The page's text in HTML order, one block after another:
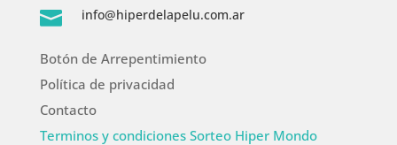
 info@hiperdelapelu.com.ar
Botón de Arrepentimiento
Política de privacidad
Contacto
Terminos y condiciones Sorteo Hiper Mondo